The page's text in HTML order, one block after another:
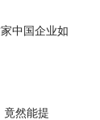
中国企业如
竟然能提